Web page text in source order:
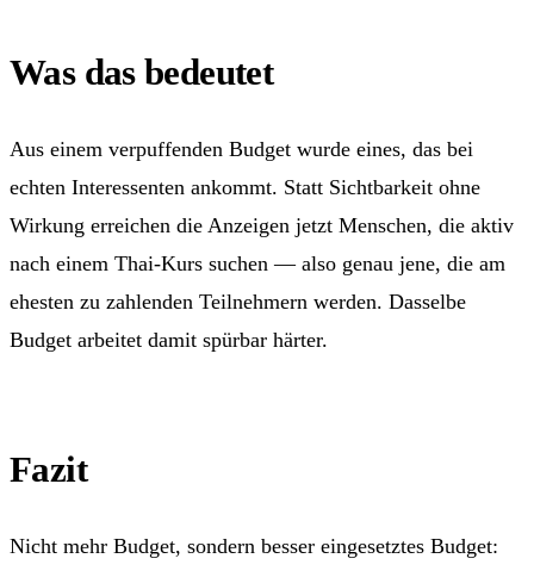
Was das bedeutet
Aus einem verpuffenden Budget wurde eines, das bei
echten Interessenten ankommt. Statt Sichtbarkeit ohne
Wirkung erreichen die Anzeigen jetzt Menschen, die aktiv
nach einem Thai-Kurs suchen — also genau jene, die am
ehesten zu zahlenden Teilnehmern werden. Dasselbe
Budget arbeitet damit spürbar härter.
Fazit
Nicht mehr Budget, sondern besser eingesetztes Budget: